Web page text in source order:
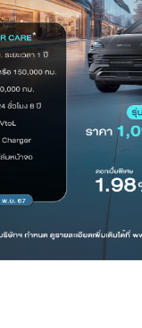
คำน